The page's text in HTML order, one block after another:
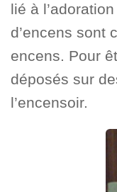
lié à
d’encens sont
encens. Pour
déposés sur
l’encensoir.